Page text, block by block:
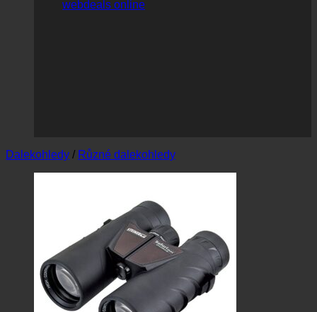
webdeals online
Dalekohledy / Různé dalekohledy